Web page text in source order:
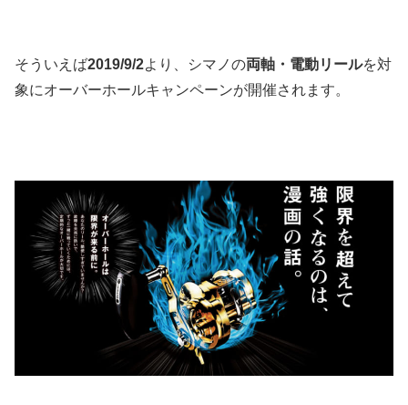
そういえば2019/9/2より、シマノの両軸・電動リールを対
象にオーバーホールキャンペーンが開催されます。